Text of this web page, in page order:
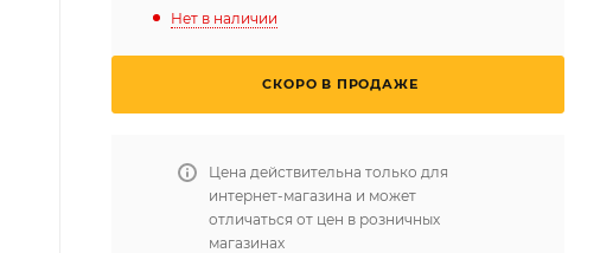
Нет в наличии
СКОРО В ПРОДАЖЕ
Цена действительна только для
интернет-магазина и может
отличаться от цен в розничных
магазинах